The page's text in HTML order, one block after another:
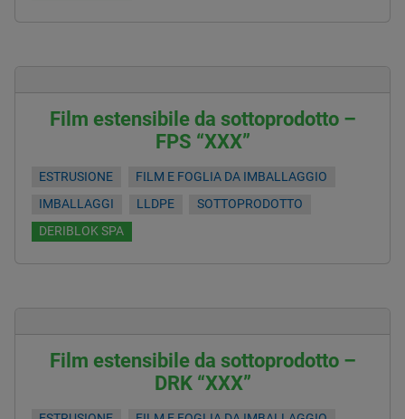
Film estensibile da sottoprodotto –
FPS “XXX”
ESTRUSIONE
FILM E FOGLIA DA IMBALLAGGIO
IMBALLAGGI
LLDPE
SOTTOPRODOTTO
DERIBLOK SPA
Film estensibile da sottoprodotto –
DRK “XXX”